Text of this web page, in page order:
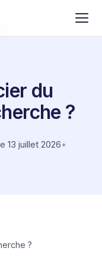
du
?
13 juillet 2026•
?